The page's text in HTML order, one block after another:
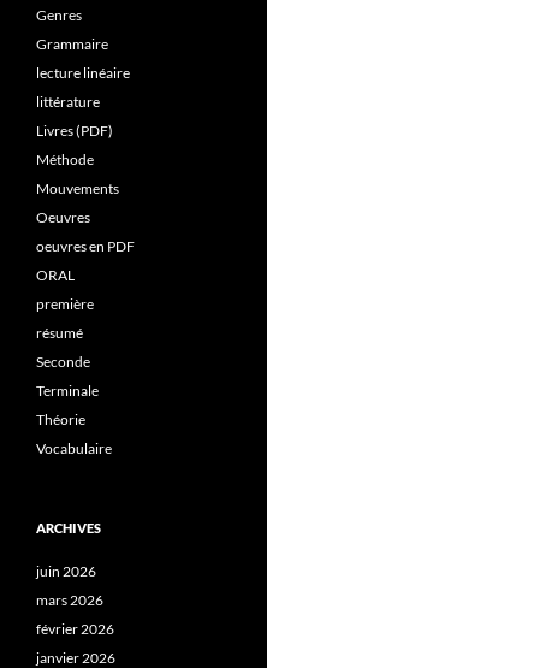
Genres
Grammaire
lecture linéaire
littérature
Livres (PDF)
Méthode
Mouvements
Oeuvres
oeuvres en PDF
ORAL
première
résumé
Seconde
Terminale
Théorie
Vocabulaire
ARCHIVES
juin 2026
mars 2026
février 2026
janvier 2026